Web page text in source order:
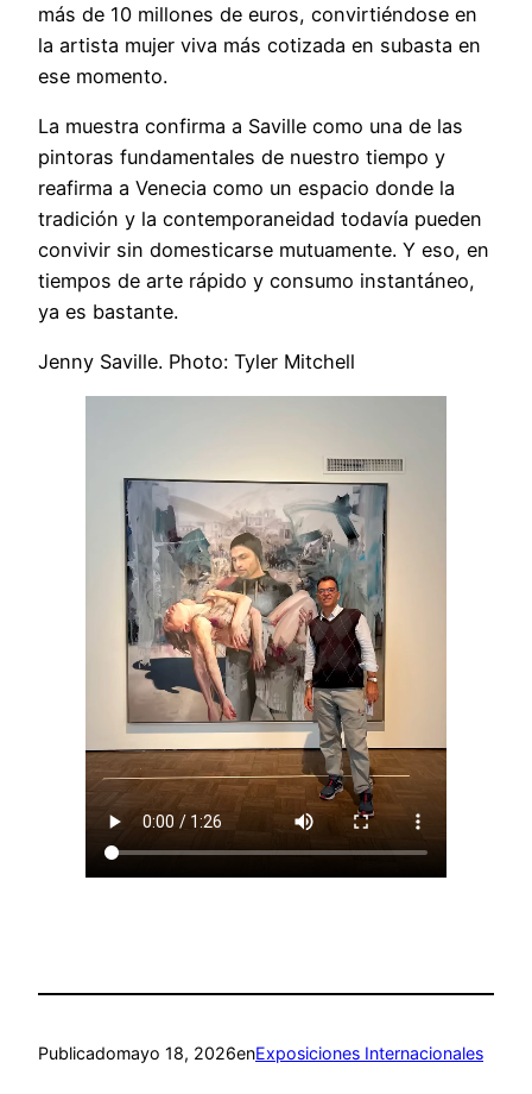
más de 10 millones de euros, convirtiéndose en
la artista mujer viva más cotizada en subasta en
ese momento.
La muestra confirma a Saville como una de las
pintoras fundamentales de nuestro tiempo y
reafirma a Venecia como un espacio donde la
tradición y la contemporaneidad todavía pueden
convivir sin domesticarse mutuamente. Y eso, en
tiempos de arte rápido y consumo instantáneo,
ya es bastante.
Jenny Saville. Photo: Tyler Mitchell
Publicadomayo 18, 2026enExposiciones Internacionales